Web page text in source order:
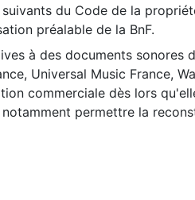
du Code de la
préalable de la BnF.
à des documents sonores
Universal Music France,
commerciale dès lors
permettre la